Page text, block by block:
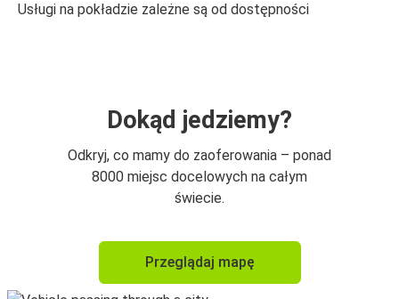
Usługi na pokładzie zależne są od dostępności
Dokąd jedziemy?
Odkryj, co mamy do zaoferowania – ponad
8000 miejsc docelowych na całym
świecie.
Przeglądaj mapę